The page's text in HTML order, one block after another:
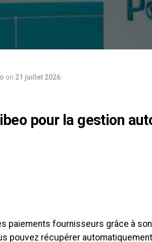
on 21 juillet 2026
pour la gestion
paiements fournisseurs grâce à
pouvez récupérer